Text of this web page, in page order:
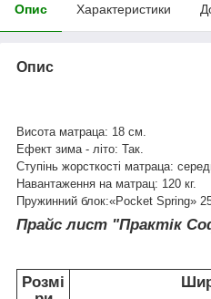
Опис Характеристики
Опис
Висота матраца: 18 см.
Ефект зима - літо: Так.
Ступінь жорсткості матраца:
Навантаження на матрац: 120 кг.
Пружинний блок:«Pocket Spring»
Прайс лист "Практік
Розмі